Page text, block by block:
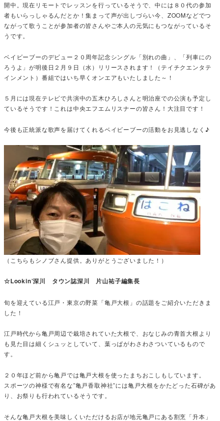
開中。現在リモートでレッスンを行っているそうで、中には８０代の参加
者もいらっしゃるんだとか！集まって声が出しづらい今、ZOOMなどでつ
ながって歌うことが参加者の皆さんやご本人の元気にもつながっているそ
うです。
ベイビーブーのデビュー２０周年記念シングル「別れの曲」、「列車にの
ろうよ」が明後日２月９日（水）リリースされます！（テイチクエンタテ
インメント）番組ではいち早くオンエアもいたしました～！
５月には現在テレビで共演中の五木ひろしさんと明治座での公演も予定し
ているそうです！これは中央エフエムリスナーの皆さん！大注目です！
今後も正統派な歌声を届けてくれるベイビーブーの活動をお見逃しなく♪
（こちらもシノブさん提供。ありがとうございました！）
☆Lookin’深川 タウン誌深川 片山祐子編集長
旬を迎えている江戸・東京の野菜「亀戸大根」の話題をご紹介いただきま
した！
江戸時代から亀戸周辺で栽培されていた大根で、おなじみの青首大根より
も見た目は細くシュッとしていて、葉っぱがわさわさついているもので
す。
２０年ほど前から亀戸では亀戸大根を使ったまちおこしもしています。
スポーツの神様で有名な”亀戸香取神社”には亀戸大根をかたどった石碑があ
り、お祭りも行われているそうです。
そんな亀戸大根を美味しくいただけるお店が地元亀戸にある割烹「升本」